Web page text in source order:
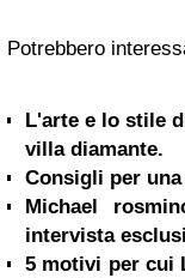
Potrebbero
L'arte e lo stile
villa diamante.
Consigli per
Michael
intervista
5 motivi per cui